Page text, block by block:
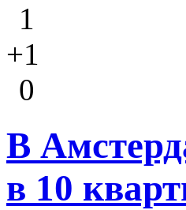
1
+1
0
В
в 10